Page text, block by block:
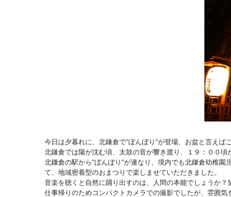
今日は夕暮れに、北鎌倉で”ぼんぼり”が登場、お盆と言えば
北鎌倉では陽が沈む頃、太鼓の音が響き渡り、１９：００
北鎌倉の駅から”ぼんぼり”が連なり、境内でも北鎌倉幼稚
て、地域密着型のおまつりで楽しませていただきました。
音楽を聴くと自然に踊り出すのは、人間の本能でしょうか？
仕事帰りのためコンパクトカメラでの撮影でしたが、雰囲